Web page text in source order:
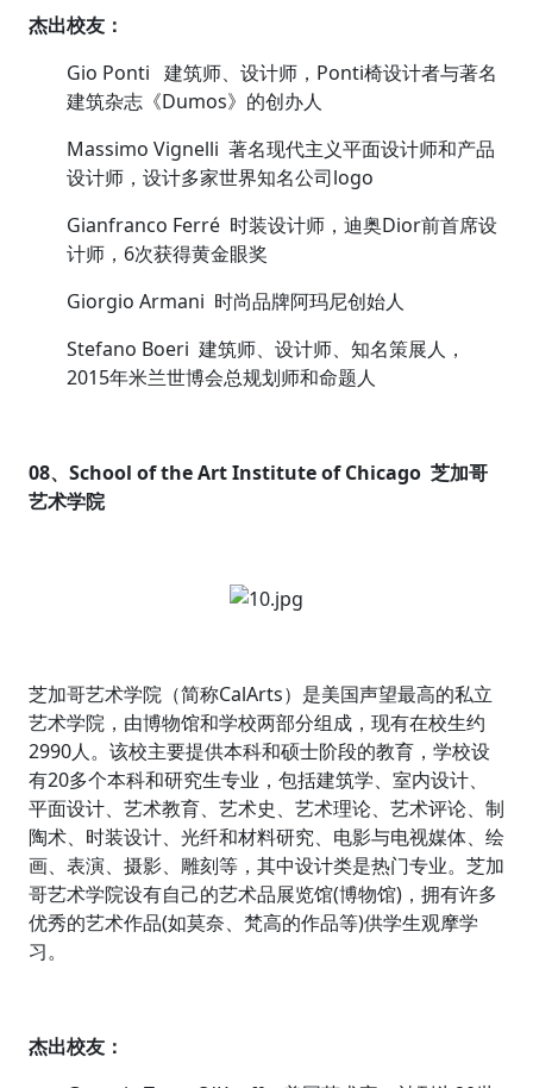
杰出校友：
Gio Ponti 建筑师、设计师，Ponti椅设计者与著名
建筑杂志《Dumos》的创办人
Massimo Vignelli 著名现代主义平面设计师和产品
设计师，设计多家世界知名公司logo
Gianfranco Ferré 时装设计师，迪奥Dior前首席设
计师，6次获得黄金眼奖
Giorgio Armani 时尚品牌阿玛尼创始人
Stefano Boeri 建筑师、设计师、知名策展人，
2015年米兰世博会总规划师和命题人
08、School of the Art Institute of Chicago 芝加哥
艺术学院
芝加哥艺术学院（简称CalArts）是美国声望最高的私立
艺术学院，由博物馆和学校两部分组成，现有在校生约
2990人。该校主要提供本科和硕士阶段的教育，学校设
有20多个本科和研究生专业，包括建筑学、室内设计、
平面设计、艺术教育、艺术史、艺术理论、艺术评论、制
陶术、时装设计、光纤和材料研究、电影与电视媒体、绘
画、表演、摄影、雕刻等，其中设计类是热门专业。芝加
哥艺术学院设有自己的艺术品展览馆(博物馆)，拥有许多
优秀的艺术作品(如莫奈、梵高的作品等)供学生观摩学
习。
杰出校友：